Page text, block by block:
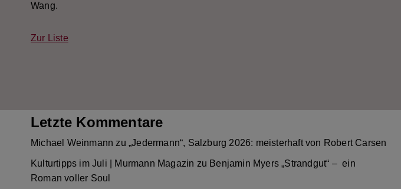
Wang.
Zur Liste
Letzte Kommentare
Michael Weinmann zu„Jedermann“, Salzburg 2026: meisterhaft von Robert Carsen
Kulturtipps im Juli | Murmann Magazin zu Benjamin Myers „Strandgut“ – ein
Roman voller Soul